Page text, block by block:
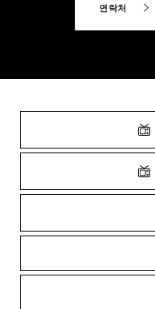
연락처